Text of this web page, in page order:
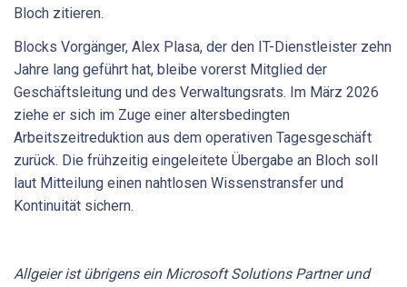
Bloch zitieren.
Blocks Vorgänger, Alex Plasa, der den IT-Dienstleister zehn
Jahre lang geführt hat, bleibe vorerst Mitglied der
Geschäftsleitung und des Verwaltungsrats. Im März 2026
ziehe er sich im Zuge einer altersbedingten
Arbeitszeitreduktion aus dem operativen Tagesgeschäft
zurück. Die frühzeitig eingeleitete Übergabe an Bloch soll
laut Mitteilung einen nahtlosen Wissenstransfer und
Kontinuität sichern.
Allgeier ist übrigens ein Microsoft Solutions Partner und